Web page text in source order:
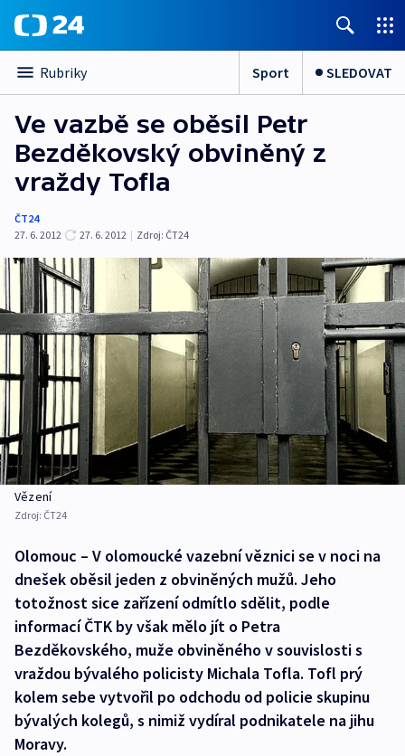
Rubriky Sport SLEDOVAT
Ve vazbě se oběsil Petr
Bezděkovský obviněný z
vraždy Tofla
ČT24
27. 6. 2012
27. 6. 2012 | Zdroj: ČT24
Vězení
Zdroj: ČT24
Olomouc – V olomoucké vazební věznici se v noci na
dnešek oběsil jeden z obviněných mužů. Jeho
totožnost sice zařízení odmítlo sdělit, podle
informací ČTK by však mělo jít o Petra
Bezděkovského, muže obviněného v souvislosti s
vraždou bývalého policisty Michala Tofla. Tofl prý
kolem sebe vytvořil po odchodu od policie skupinu
bývalých kolegů, s nimiž vydíral podnikatele na jihu
Moravy.